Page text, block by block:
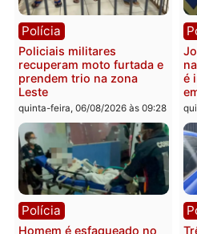
Polícia
Tragédia na BR-364:
colisão entre caminhão e
carro deixa quatro mortos
em Porto Velho
quinta-feira, 06/08/2026 às 20:51